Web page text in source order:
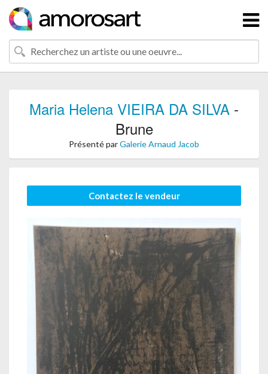
Maria Helena VIEIRA DA SILVA -
Brune
Présenté parGalerie Arnaud Jacob
Contactez le vendeur